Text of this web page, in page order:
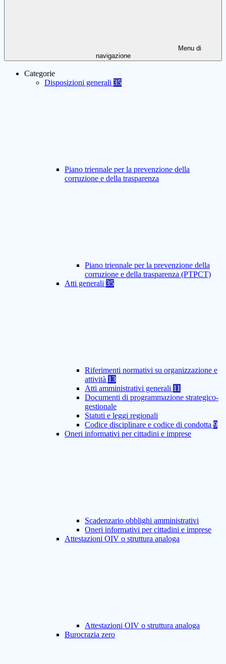
Menu di
navigazione
Categorie
Disposizioni generali 35
Piano triennale per la prevenzione della
corruzione e della trasparenza
Piano triennale per la prevenzione della
corruzione e della trasparenza (PTPCT)
Atti generali 35
Riferimenti normativi su organizzazione e
attività 13
Atti amministrativi generali 11
Documenti di programmazione strategico-
gestionale
Statuti e leggi regionali
Codice disciplinare e codice di condotta 9
Oneri informativi per cittadini e imprese
Scadenzario obblighi amministrativi
Oneri informativi per cittadini e imprese
Attestazioni OIV o struttura analoga
Attestazioni OIV o struttura analoga
Burocrazia zero